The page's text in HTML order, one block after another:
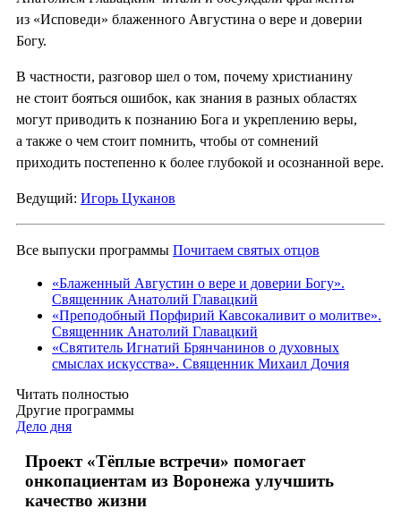
из «Исповеди» блаженного Августина о вере и доверии
Богу.
В частности, разговор шел о том, почему христианину
не стоит бояться ошибок, как знания в разных областях
могут приводить к познанию Бога и укреплению веры,
а также о чем стоит помнить, чтобы от сомнений
приходить постепенно к более глубокой и осознанной вере.
Ведущий: Игорь Цуканов
Все выпуски программы Почитаем святых отцов
«Блаженный Августин о вере и доверии Богу».
Священник Анатолий Главацкий
«Преподобный Порфирий Кавсокаливит о молитве».
Священник Анатолий Главацкий
«Святитель Игнатий Брянчанинов о духовных
смыслах искусства». Священник Михаил Дочия
Читать полностью
Другие программы
Дело дня
Проект «Тёплые встречи» помогает
онкопациентам из Воронежа улучшить
качество жизни